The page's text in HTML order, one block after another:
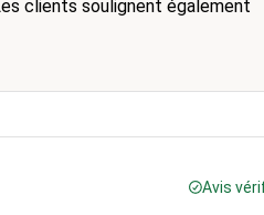
clients soulignent également
Avis